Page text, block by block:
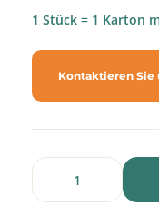
1 Stück = 1 Karton
Kontaktieren Sie